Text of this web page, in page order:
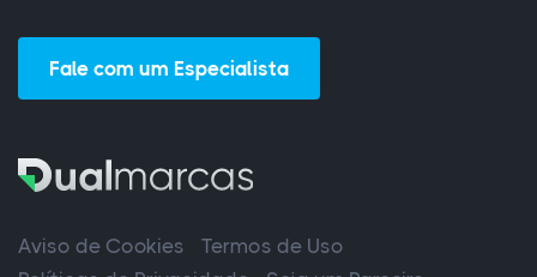
Fale com um Especialista
Aviso de Cookies
Termos de Uso